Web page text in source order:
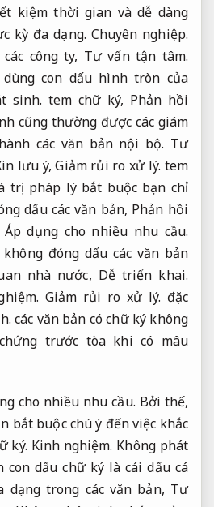
kiệm thời gian và dễ dàng
kỳ đa dạng. Chuyên nghiệp.
các công ty, Tư vấn tận tâm.
con dấu hình tròn của
sinh. tem chữ ký, Phản hồi
cũng thường được các giám
các văn bản nội bộ. Tư
lưu ý,Giảm rủi ro xử lý. tem
trị pháp lý bắt buộc bạn chỉ
dấu các văn bản, Phản hồi
Áp dụng cho nhiều nhu cầu.
đóng dấu các văn bản
nhà nước, Dễ triển khai.
Giảm rủi ro xử lý. đặc
các văn bản có chữ ký không
trước tòa khi có mâu
cho nhiều nhu cầu. Bởi thế,
bắt buộc chú ý đến việc khắc
ký. Kinh nghiệm. Không phát
con dấu chữ ký là cái dấu cá
dạng trong các văn bản, Tư